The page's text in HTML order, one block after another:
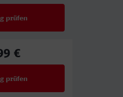
prüfen
€
prüfen